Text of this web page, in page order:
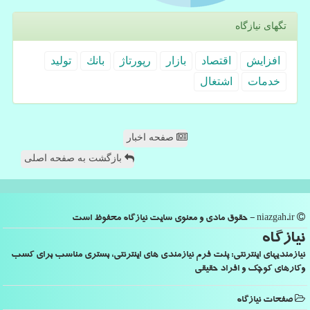
تگهای نیازگاه
افزایش اقتصاد بازار رپورتاژ بانك
تولید
خدمات
اشتغال
صفحه اخبار
بازگشت به صفحه اصلی
نیازگاه
نیازمندیهای اینترنتی: پلت فرم نیازمندی های اینترنتی، بستری مناسب برای کسب
وکارهای کوچک و افراد حقیقی
صفحات نیازگاه